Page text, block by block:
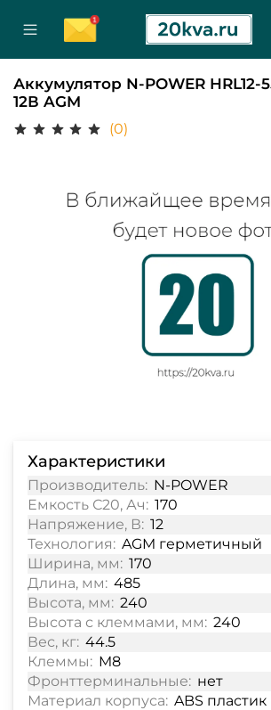
Аккумулятор N-POWER HRL12-
12В AGM
(0)
Характеристики
Производитель: N-POWER
Емкость С20, Ач: 170
Напряжение, В: 12
Технология: AGM герметичный
Ширина, мм: 170
Длина, мм: 485
Высота, мм: 240
Высота с клеммами, мм: 240
Вес, кг: 44.5
Клеммы: M8
Фронттерминальные: нет
Материал корпуса: ABS пластик